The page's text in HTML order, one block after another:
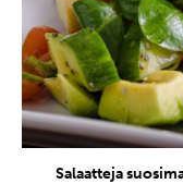
Salaatteja